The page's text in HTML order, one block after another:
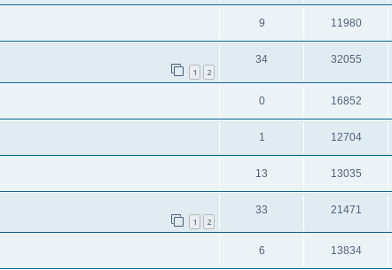
9 11980
1 2
34 32055
0 16852
1 12704
13 13035
1 2
33 21471
6 13834